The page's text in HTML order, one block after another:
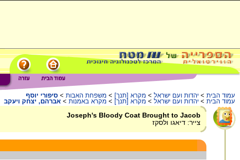
עמוד הבית > יהדות ועם ישראל > מקרא [תנך] > משפחת האבות > סיפורי יוסף
עמוד הבית > יהדות ועם ישראל > מקרא [תנך] > מקרא באמנות > אברהם, יצחק ויעקב
Joseph's Bloody Coat Brought to Jacob
צייר: דיאגו ולסקז